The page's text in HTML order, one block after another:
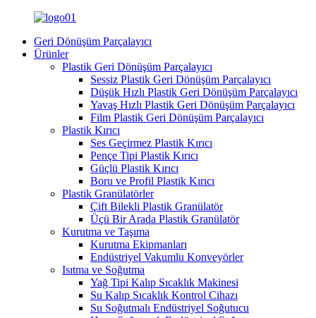
Geri Dönüşüm Parçalayıcı
Ürünler
Plastik Geri Dönüşüm Parçalayıcı
Sessiz Plastik Geri Dönüşüm Parçalayıcı
Düşük Hızlı Plastik Geri Dönüşüm Parçalayıcı
Yavaş Hızlı Plastik Geri Dönüşüm Parçalayıcı
Film Plastik Geri Dönüşüm Parçalayıcı
Plastik Kırıcı
Ses Geçirmez Plastik Kırıcı
Pençe Tipi Plastik Kırıcı
Güçlü Plastik Kırıcı
Boru ve Profil Plastik Kırıcı
Plastik Granülatörler
Çift Bilekli Plastik Granülatör
Üçü Bir Arada Plastik Granülatör
Kurutma ve Taşıma
Kurutma Ekipmanları
Endüstriyel Vakumlu Konveyörler
Isıtma ve Soğutma
Yağ Tipi Kalıp Sıcaklık Makinesi
Su Kalıp Sıcaklık Kontrol Cihazı
Su Soğutmalı Endüstriyel Soğutucu